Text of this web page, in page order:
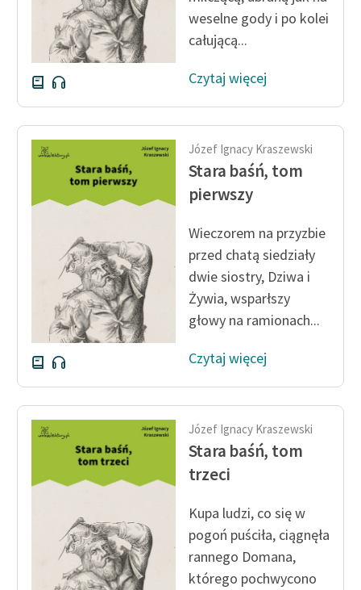
weselne gody i po kolei
całującą...
Czytaj więcej
Józef Ignacy Kraszewski
Stara baśń, tom
pierwszy
Wieczorem na przyzbie
przed chatą siedziały
dwie siostry, Dziwa i
Żywia, wsparłszy
głowy na ramionach...
Czytaj więcej
Józef Ignacy Kraszewski
Stara baśń, tom
trzeci
Kupa ludzi, co się w
pogoń puściła, ciągnęła
rannego Domana,
którego pochwycono